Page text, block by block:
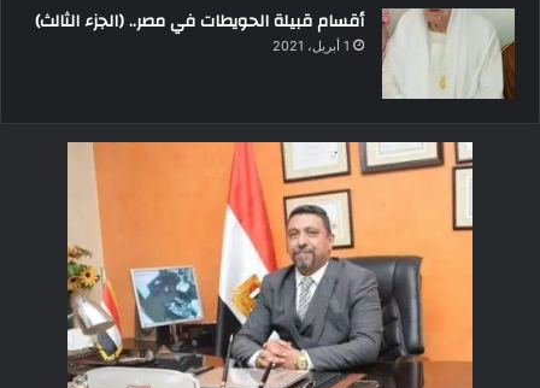
أقسام قبيلة الحويطات في مصر.. (الجزء الثالث)
1 أبريل، 2021